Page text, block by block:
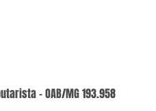
– OAB/MG 193.958